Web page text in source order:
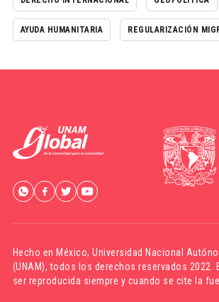
AYUDA HUMANITARIA REGULARIZACIÓN
Hecho en México,Universidad Nacional
(UNAM), todos los derechos reservados 2022.
ser reproducida siempre y cuando se cite la